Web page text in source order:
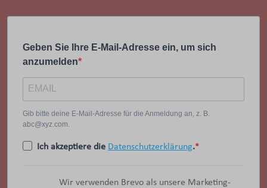
Geben Sie Ihre E-Mail-Adresse ein, um sich
anzumelden
Gib bitte deine E-Mail-Adresse für die Anmeldung an, z. B.
abc@xyz.com.
Ich akzeptiere die Datenschutzerklärung.
Wir verwenden Brevo als unsere Marketing-